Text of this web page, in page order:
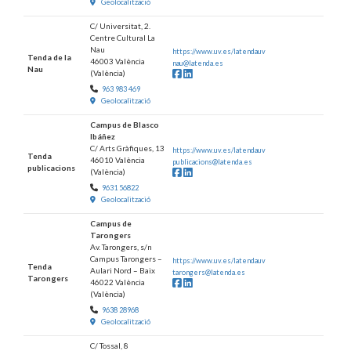
Tenda de la
Nau
C/ Universitat, 2.
Centre Cultural La
Nau
46003 València
(València)
963 983 469
Geolocalització
https://www.uv.es/latendauv
nau@latenda.es
Facebook
Tenda
publicacions
Campus de Blasco
Ibáñez
C/ Arts Gràfiques, 13
46010 València
(València)
9631 56822
Geolocalització
https://www.uv.es/latendauv
publicacions@latenda.es
Facebook
Tenda
Tarongers
Campus de
Tarongers
Av. Tarongers, s/n
Campus Tarongers –
Aulari Nord – Baix
46022 València
(València)
9638 28968
Geolocalització
https://www.uv.es/latendauv
tarongers@latenda.es
Facebook
C/ Tossal, 8